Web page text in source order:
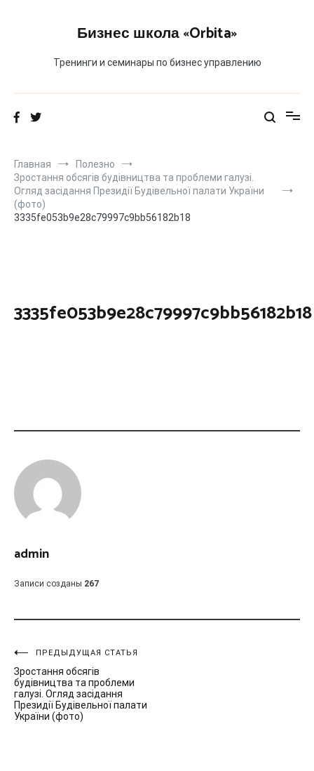
Бизнес школа «Orbita»
Тренинги и семинары по бизнес управлению
Главная
Полезно
Зростання обсягів будівництва та проблеми галузі.
Огляд засідання Президії Будівельної палати України
(фото)
3335fe053b9e28c79997c9bb56182b18
3335fe053b9e28c79997c9bb56182b18
admin
Записи созданы 267
Навигация
по
записям
ПРЕДЫДУЩАЯ СТАТЬЯ
Зростання обсягів
будівництва та проблеми
галузі. Огляд засідання
Президії Будівельної палати
України (фото)